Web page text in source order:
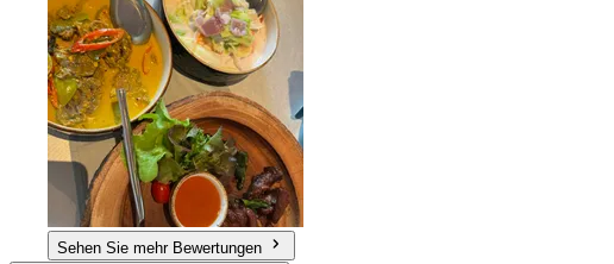
Sehen Sie mehr Bewertungen